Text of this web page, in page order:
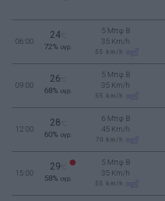
06:00
24°C
72% υγρ.
5 Μπφ B
35 Km/h
55 km/h
09:00
26
68% υγρ.
5 Μπφ B
35 Km/h
55 km/h
12:00
28
60% υγρ.
6 Μπφ B
45 Km/h
70 km/h
15:00
29
58% υγρ.
5 Μπφ B
35 Km/h
55 km/h